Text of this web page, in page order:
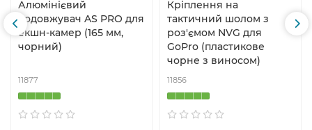
Алюмінієвий
подовжувач AS PRO для
екшн-камер (165 мм,
чорний)
11877
Кріплення на
тактичний шолом з
роз'ємом NVG для
GoPro (пластикове
чорне з виносом)
11856